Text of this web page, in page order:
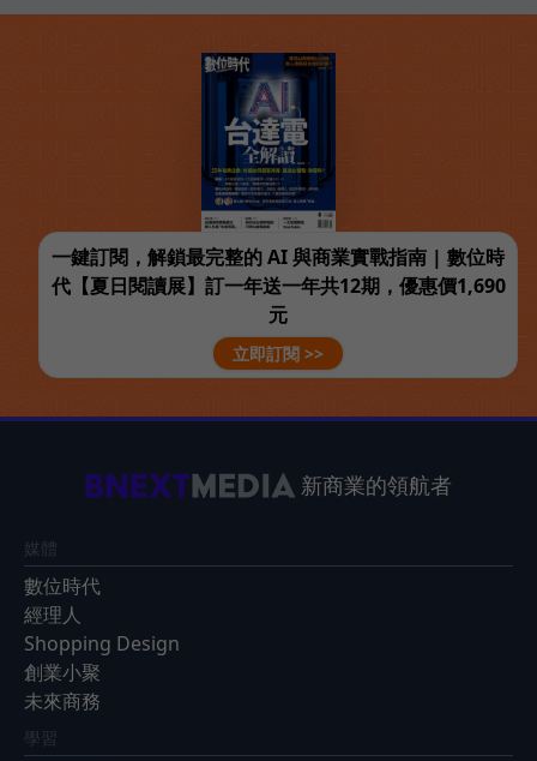
一鍵訂閱，解鎖最完整的 AI 與商業實戰指南 | 數位時
代【夏日閱讀展】訂一年送一年共12期，優惠價1,690
元
立即訂閱 >>
新商業的領航者
媒體
數位時代
經理人
Shopping Design
創業小聚
未來商務
學習